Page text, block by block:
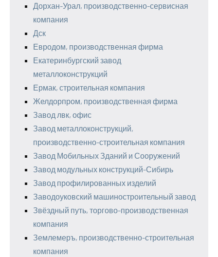
Дорхан-Урал, производственно-сервисная
компания
Дск
Евродом, производственная фирма
Екатеринбургский завод
металлоконструкций
Ермак, строительная компания
Желдорпром, производственная фирма
Завод лвк, офис
Завод металлоконструкций,
производственно-строительная компания
Завод Мобильных Зданий и Сооружений
Завод модульных конструкций-Сибирь
Завод профилированных изделий
Заводоуковский машиностроительный завод
Звёздный путь, торгово-производственная
компания
Землемеръ, производственно-строительная
компания